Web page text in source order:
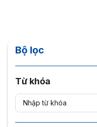
Bộ lọc
Từ khóa